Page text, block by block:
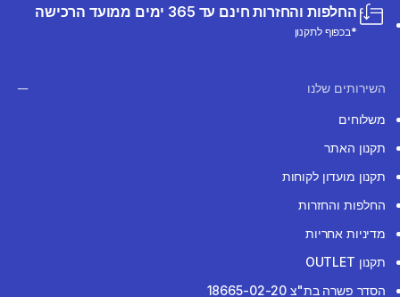
החלפות והחזרות חינם עד 365 ימים ממועד הרכישה
*בכפוף לתקנון
השירותים שלנו
משלוחים
תקנון האתר
תקנון מועדון לקוחות
החלפות והחזרות
מדיניות אחריות
תקנון OUTLET
הסדר פשרה בת"צ 18665-02-20